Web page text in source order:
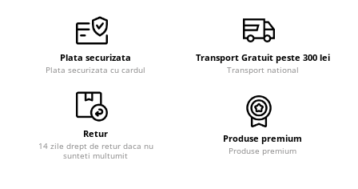
Curele Casio
Curele cauciuc
Curele Garmin
Curele metalice
Curele militare
Curele piele
Plata securizata
Plata securizata cu cardul
Transport Gratuit peste 300 lei
Transport national
Retur
14 zile drept de retur daca nu
sunteti multumit
Produse premium
Produse premium